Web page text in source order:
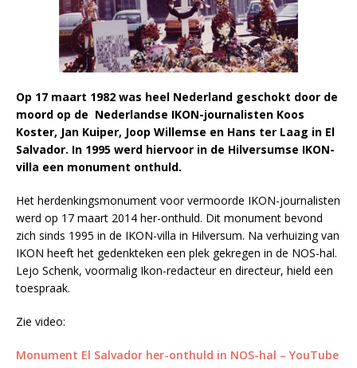
Op 17 maart 1982 was heel Nederland geschokt door de
moord op de Nederlandse IKON-journalisten Koos
Koster, Jan Kuiper, Joop Willemse en Hans ter Laag in El
Salvador. In 1995 werd hiervoor in de Hilversumse IKON-
villa een monument onthuld.
Het herdenkingsmonument voor vermoorde IKON-journalisten
werd op 17 maart 2014 her-onthuld. Dit monument bevond
zich sinds 1995 in de IKON-villa in Hilversum. Na verhuizing van
IKON heeft het gedenkteken een plek gekregen in de NOS-hal.
Lejo Schenk, voormalig Ikon-redacteur en directeur, hield een
toespraak.
Zie video:
Monument El Salvador her-onthuld in NOS-hal – YouTube